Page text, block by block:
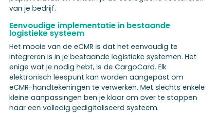
van je bedrijf.
Eenvoudige implementatie in bestaande
logistieke systeem
Het mooie van de eCMR is dat het eenvoudig te
integreren is in je bestaande logistieke systemen. Het
enige wat je nodig hebt, is de CargoCard. Elk
elektronisch leespunt kan worden aangepast om
eCMR-handtekeningen te verwerken. Met slechts enkele
kleine aanpassingen ben je klaar om over te stappen
naar een volledig gedigitaliseerd systeem.